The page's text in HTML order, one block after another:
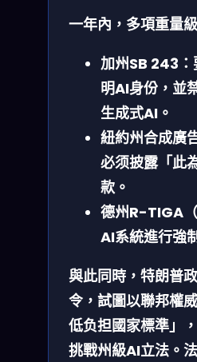
一年內，多項重量
加州SB 243
明AI身份，並
生成式AI。
紐約州合成廣
必须披露「此
款。
德州R-TIGA（
AI系統進行強
與此同時，特朗普
令，試圖以聯邦權威
低负担國家標準」
挑戰州級AI立法。